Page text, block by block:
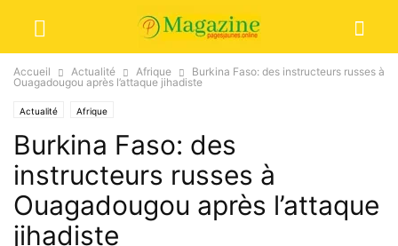
Accueil Actualité Afrique
Burkina Faso: des instructeurs russes à
Ouagadougou après l’attaque jihadiste
Actualité Afrique
Burkina Faso: des
instructeurs russes à
Ouagadougou après l’attaque
jihadiste